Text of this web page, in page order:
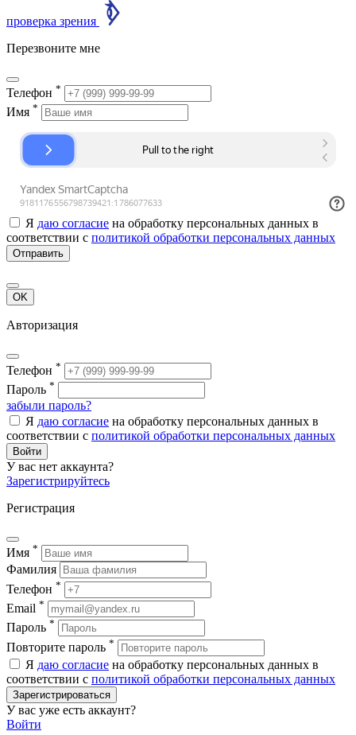
проверка зрения
Перезвоните мне
Телефон *
Имя *
Я даю согласие на обработку персональных данных в
соответствии с политикой обработки персональных данных
Отправить
OK
Авторизация
Телефон *
Пароль *
забыли пароль?
Я даю согласие на обработку персональных данных в
соответствии с политикой обработки персональных данных
Войти
У вас нет аккаунта?
Зарегистрируйтесь
Регистрация
Имя *
Фамилия
Телефон *
Email *
Пароль *
Повторите пароль *
Я даю согласие на обработку персональных данных в
соответствии с политикой обработки персональных данных
Зарегистрироваться
У вас уже есть аккаунт?
Войти